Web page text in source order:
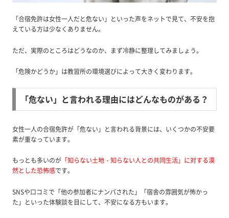
「合宿免許は女性一人だと危ない」といった声をネットで見て、不安を抱
えている方は少なくありません。
ただ、実際のところはどうなのか、まず冷静に整理してみましょう。
「危険かどうか」は教習所の環境選びによって大きく変わります。
「危ない」と言われる理由にはどんなものがある？
女性一人の合宿免許が「危ない」と言われる背景には、いくつかの不安要
素が重なっています。
もっとも多いのが「知らない土地・知らない人との共同生活」に対する漠
然とした恐怖感です。
SNSや口コミで「他の参加者にナンパされた」「宿舎の雰囲気が怖かっ
た」といった体験談を目にして、不安になる方もいます。